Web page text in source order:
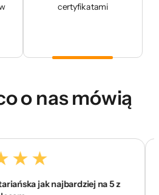
certyfikatami
o nas mówią
jak najbardziej na 5 z